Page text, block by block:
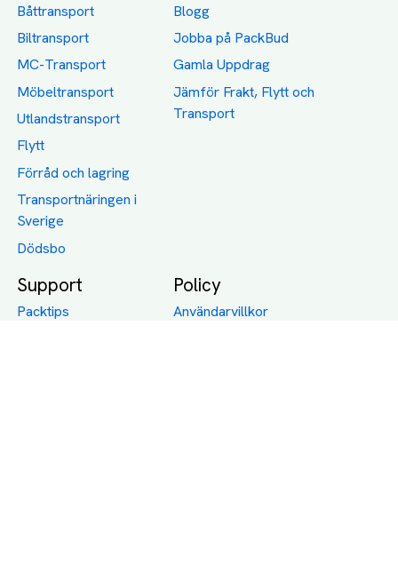
Båttransport
Biltransport
MC-Transport
Möbeltransport
Utlandstransport
Flytt
Förråd och lagring
Transportnäringen i
Sverige
Dödsbo
Blogg
Jobba på PackBud
Gamla Uppdrag
Jämför Frakt, Flytt och
Transport
Support
Packtips
Policy
Användarvillkor